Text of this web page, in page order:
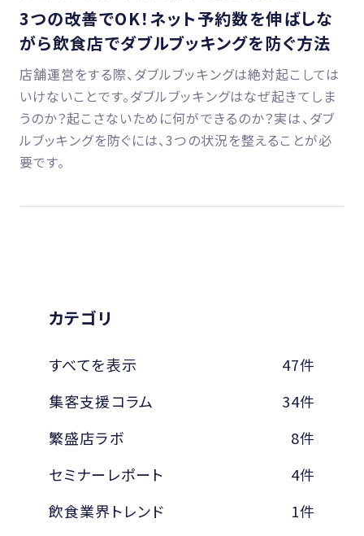
3つの改善でOK！ネット予約数を伸ばしな
がら飲食店でダブルブッキングを防ぐ方法
店舗運営をする際、ダブルブッキングは絶対起こしては
いけないことです。ダブルブッキングはなぜ起きてしま
うのか？起こさないために何ができるのか？実は、ダブ
ルブッキングを防ぐには、3つの状況を整えることが必
要です。
カテゴリ
すべてを表示
47件
集客支援コラム
34件
繁盛店ラボ
8件
セミナーレポート
4件
飲食業界トレンド
1件